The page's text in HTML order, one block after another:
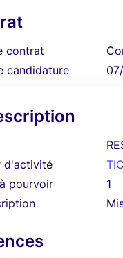
contrat
candidature
d'activité
pourvoir
1